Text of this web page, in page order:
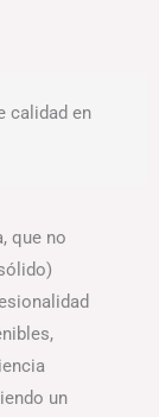
calidad en
que no
un